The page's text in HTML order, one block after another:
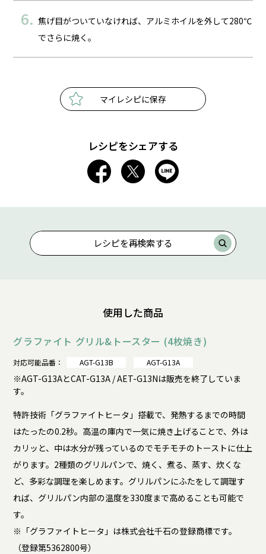
焦げ目がついていなければ、アルミホイルを外して280℃
でさらに焼く。
マイレシピに保存
レシピをシェアする
レシピを再検索する
使用した商品
グラファイト グリル&トースター (4枚焼き)
対応可能品番： AGT-G13B AGT-G13A
※AGT-G13AとCAT-G13A / AET-G13Nは販売を終了していま
す。
特許技術「グラファイトヒータ」搭載で、発熱するまでの時間
はたったの0.2秒。高温の庫内で一気に焼き上げることで、外は
カリッと、中は水分が残っているのでモチモチのトーストに仕上
がります。2種類のグリルパンで、焼く、煮る、蒸す、炊くな
ど、多彩な調理を楽しめます。グリルパンにふたをして調理す
れば、グリルパン内部の温度を330度まで高めることも可能で
す。
※「グラファイトヒータ」は株式会社千石の登録商標です。
（登録第5362800号）